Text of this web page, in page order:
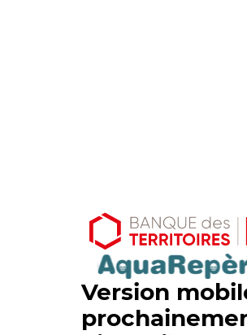
Version